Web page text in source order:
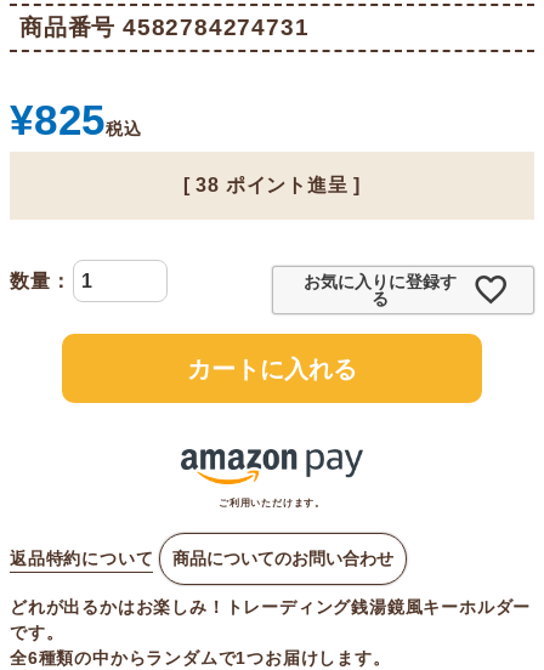
商品番号 4582784274731
¥825税込
[ 38 ポイント進呈 ]
お気に入りに登録す
る
カートに入れる
ご利用いただけます。
返品特約について 商品についてのお問い合わせ
どれが出るかはお楽しみ！トレーディング銭湯鏡風キーホルダー
です。
全6種類の中からランダムで1つお届けします。